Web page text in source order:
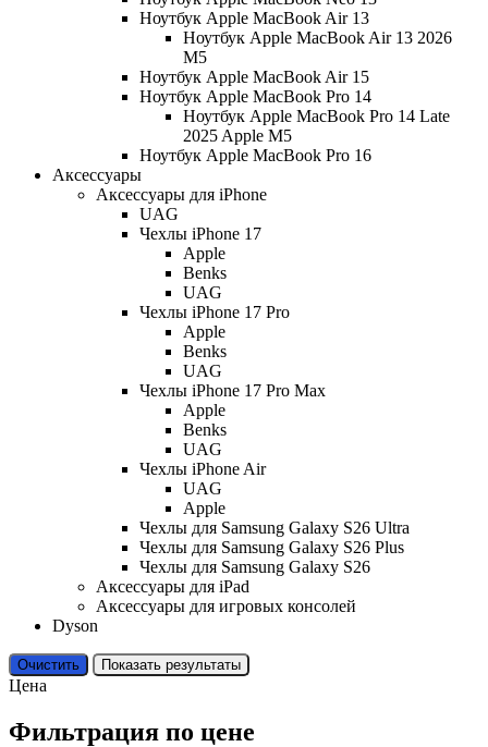
Ноутбук Apple MacBook Air 13
Ноутбук Apple MacBook Air 13 2026
M5
Ноутбук Apple MacBook Air 15
Ноутбук Apple MacBook Pro 14
Ноутбук Apple MacBook Pro 14 Late
2025 Apple M5
Ноутбук Apple MacBook Pro 16
Аксессуары
Аксессуары для iPhone
UAG
Чехлы iPhone 17
Apple
Benks
UAG
Чехлы iPhone 17 Pro
Apple
Benks
UAG
Чехлы iPhone 17 Pro Max
Apple
Benks
UAG
Чехлы iPhone Air
UAG
Apple
Чехлы для Samsung Galaxy S26 Ultra
Чехлы для Samsung Galaxy S26 Plus
Чехлы для Samsung Galaxy S26
Аксессуары для iPad
Аксессуары для игровых консолей
Dyson
Очистить Показать результаты
Цена
Фильтрация по цене